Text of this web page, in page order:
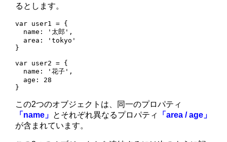
るとします。
var user1 = {
  name: '太郎',
  area: 'tokyo'
}
var user2 = {
  name: '花子',
  age: 28
}
この2つのオブジェクトは、同一のプロパティ
「name」 とそれぞれ異なるプロパティ
「area / age」
が含まれています。